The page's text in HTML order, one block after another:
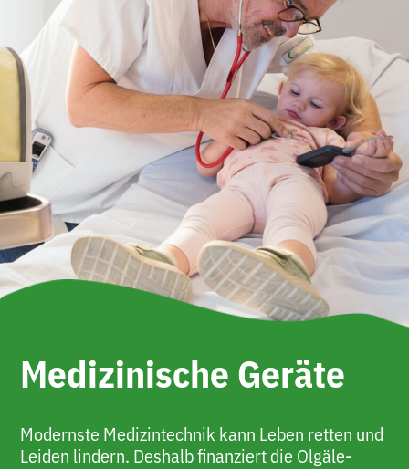
Medizinische Geräte
Modernste Medizintechnik kann Leben retten und
Leiden lindern. Deshalb finanziert die Olgäle-